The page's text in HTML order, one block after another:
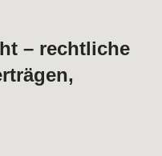
– rechtliche